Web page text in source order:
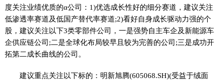
度关注业绩优质的α公司：1)优选成长性好的细分赛道，建议关注
低渗透率赛道及低国产替代率赛道;2)看好自身成长驱动力强的个
股，建议关注以下3类零部件公司，一是强势自主车企及新能源车
企供应链公司;二是全球化布局较早且较为完善的公司;三是成功开
拓第二成长曲线的公司。
建议重点关注以下标的：明新旭腾(605068.SH)(受益于绒面